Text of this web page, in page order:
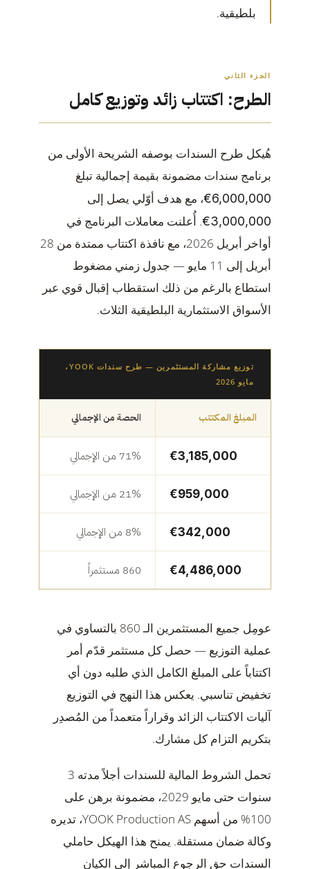
بلطيقية.
الجزء الثاني
الطرح: اكتتاب زائد وتوزيع كامل
هُيكل طرح السندات بوصفه الشريحة الأولى من
برنامج سندات مضمونة بقيمة إجمالية تبلغ
€6,000,000، مع هدف أوّلي يصل إلى
€3,000,000. أُعلنت معاملات البرنامج في
أواخر أبريل 2026، مع نافذة اكتتاب ممتدة من 28
أبريل إلى 11 مايو — جدول زمني مضغوط
استطاع بالرغم من ذلك استقطاب إقبال قوي عبر
الأسواق الاستثمارية البلطيقية الثلاث.
توزيع مشاركة المستثمرين — طرح سندات YOOK،
مايو 2026
المبلغ المكتتب الحصة من الإجمالي
€3,185,000 71% من الإجمالي
€959,000 21% من الإجمالي
€342,000 8% من الإجمالي
€4,486,000 860 مستثمراً
عومِل جميع المستثمرين الـ 860 بالتساوي في
عملية التوزيع — حصل كل مستثمر قدّم أمر
اكتتاباً على المبلغ الكامل الذي طلبه دون أي
تخفيض تناسبي. يعكس هذا النهج في التوزيع
آليات الاكتتاب الزائد وقراراً متعمداً من المُصدِر
بتكريم التزام كل مشارك.
تحمل الشروط المالية للسندات أجلاً مدته 3
سنوات حتى مايو 2029، مضمونة برهن على
100% من أسهم YOOK Production AS، تديره
وكالة ضمان مستقلة. يمنح هذا الهيكل حاملي
السندات حق الرجوع المباشر إلى الكيان